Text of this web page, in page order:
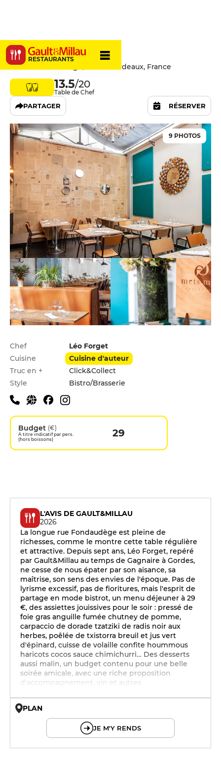
RESTAURANTS
Mets Mots
98 Rue Fondaudège, 33000 Bordeaux, France
13.5/20
Table de Chef
PARTAGER RÉSERVER
9 PHOTOS
Infos pratiques
Chef
Léo Forget
Cuisine
Cuisine d'auteur
Truc en +
Click&Collect
Style
Bistro/Brasserie
Budget (€)
A titre indicatif par pers.
(hors boissons)
29
L'AVIS DE GAULT&MILLAU
2026
La longue rue Fondaudège est pleine de
richesses, comme le montre cette table régulière
et attractive. Depuis sept ans, Léo Forget, repéré
par Gault&Millau au temps de Gagnaire à Gordes,
ne cesse de nous épater par son aisance, sa
maîtrise, son sens des envies de l'époque. Pas de
lyrisme excessif, pas de fioritures, mais l'esprit de
partage en mode bistrot, un menu déjeuner à 29
€, des assiettes jouissives pour le soir : pressé de
foie gras anguille fumée chutney de pomme,
carpaccio de dorade tzatziki de radis noir aux
herbes, poêlée de txistorra breuil et jus vert
d'épinard, cuisse de volaille confite hoummous
haricots cocos sauce chimichurri… Des desserts
aussi malin, un budget contenu pour une belle
soirée amicale, avec une riche proposition
d'accompagnement, vin et autres.
PLAN
JE M'Y RENDS